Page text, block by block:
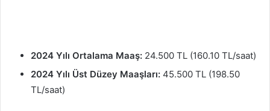
2024 Yılı Ortalama Maaş: 24.500 TL (160.10 TL/saat)
2024 Yılı Üst Düzey Maaşları: 45.500 TL (198.50
TL/saat)